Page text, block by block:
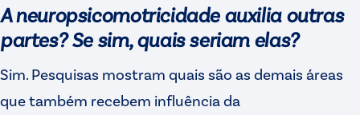
A neuropsicomotricidade auxilia outras
partes? Se sim, quais seriam elas?
Sim. Pesquisas mostram quais são as demais áreas
que também recebem influência da